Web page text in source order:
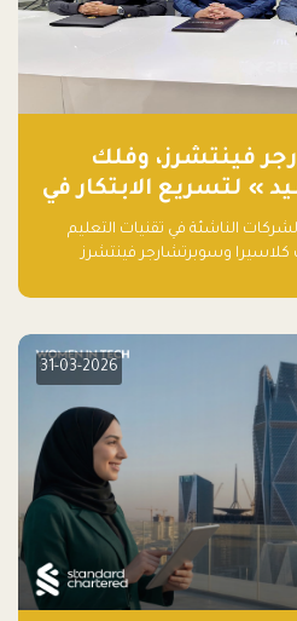
فينتشرز، وفلك
لتسريع الابتكار في
العمل
الناشئة في تقنيات التعليم
وسوبرتشارجر فينتشرز
31-03-2026